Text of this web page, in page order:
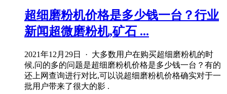
超细磨粉机价格是多少钱一台？行业
新闻超微磨粉机,矿石 ...
2021年12月29日 · 大多数用户在购买超细磨粉机的时
候,问的多的问题是超细磨粉机价格是多少钱一台？有的
还上网查询进行对比,可以说超细磨粉机价格确实对于一
批用户带来了很大的影 .